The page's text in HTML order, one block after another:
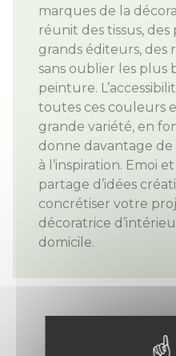
marques de la
réunit des tissus, des
grands éditeurs, des
sans oublier les plus
peinture.
toutes ces couleurs
grande variété, en
donne davantage
à l’inspiration. Emoi
partage d’idées
concrétiser votre
décoratrice
domicile.
NOS